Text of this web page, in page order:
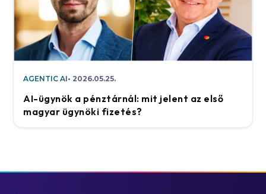
AGENTIC AI 2026.05.25.
AI-ügynök a pénztárnál: mit jelent az első
magyar ügynöki fizetés?